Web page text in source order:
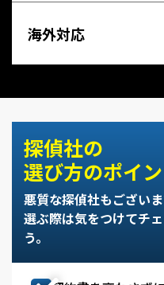
海外対応
探偵社の
選び方のポイ
悪質な探偵社もございま
選ぶ際は気をつけてチ
う。